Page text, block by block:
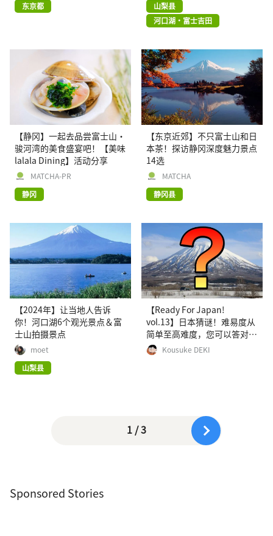
东京都
山梨县
河口湖・富士吉田
【静冈】一起去品尝富士山・
骏河湾的美食盛宴吧！【美味
lalala Dining】活动分享
MATCHA-PR
静冈
【东京近郊】不只富士山和日
本茶！探访静冈深度魅力景点
14选
MATCHA
静冈县
【2024年】让当地人告诉
你！河口湖6个观光景点＆富
士山拍摄景点
moet
山梨县
【Ready For Japan!
vol.13】日本猜谜！难易度从
简单至高难度，您可以答对几
题呢？Kousuke DEKI
1 / 3
Sponsored Stories